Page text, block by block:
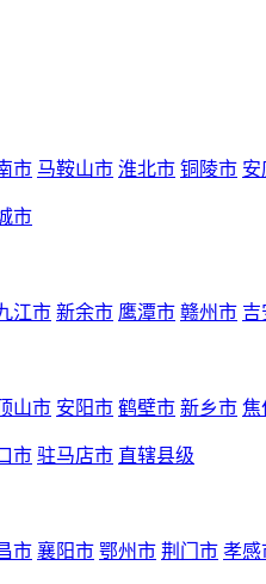
市 马鞍山市 淮北市 铜陵市 安
市
江市 新余市 鹰潭市 赣州市 吉
山市 安阳市 鹤壁市 新乡市 焦
市 驻马店市 直辖县级
市 襄阳市 鄂州市 荆门市 孝感